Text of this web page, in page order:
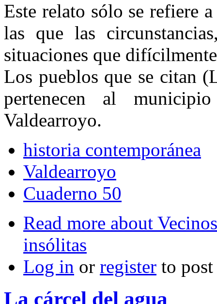
Este relato sólo se refiere
las que las
situaciones que
Los pueblos que se citan
pertenecen al
Valdearroyo.
historia contemporánea
Valdearroyo
Cuaderno 50
Read more about
insólitas
Log in or register to
La cárcel del agua